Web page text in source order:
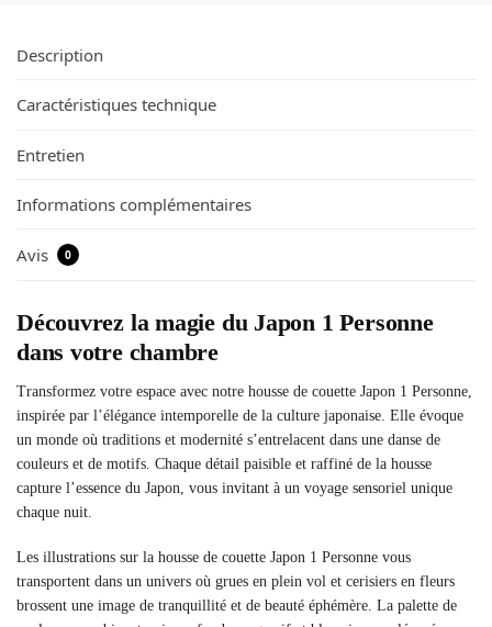
Description
Caractéristiques technique
Entretien
Informations complémentaires
Avis 0
Découvrez la magie du Japon 1 Personne
dans votre chambre
Transformez votre espace avec notre housse de couette Japon 1 Personne,
inspirée par l’élégance intemporelle de la culture japonaise. Elle évoque
un monde où traditions et modernité s’entrelacent dans une danse de
couleurs et de motifs. Chaque détail paisible et raffiné de la housse
capture l’essence du Japon, vous invitant à un voyage sensoriel unique
chaque nuit.
Les illustrations sur la housse de couette Japon 1 Personne vous
transportent dans un univers où grues en plein vol et cerisiers en fleurs
brossent une image de tranquillité et de beauté éphémère. La palette de